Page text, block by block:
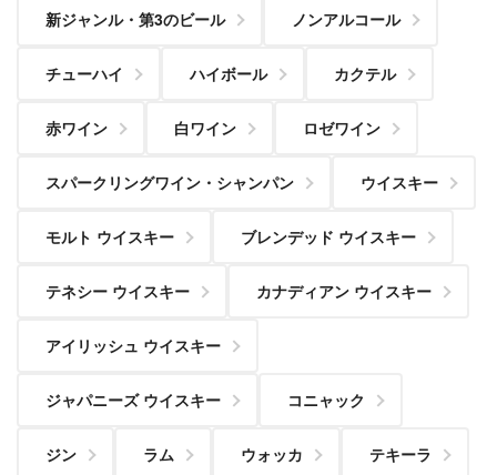
新ジャンル・第3のビール ノンアルコール
チューハイ ハイボール カクテル
赤ワイン 白ワイン ロゼワイン
スパークリングワイン・シャンパン ウイスキー
モルト ウイスキー ブレンデッド ウイスキー
テネシー ウイスキー カナディアン ウイスキー
アイリッシュ ウイスキー
ジャパニーズ ウイスキー コニャック
ジン ラム ウォッカ テキーラ